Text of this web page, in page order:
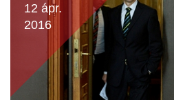
12 ápr.
2016